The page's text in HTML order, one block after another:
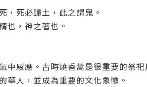
，死必歸土，此之謂鬼。
也，神之著也。
中感應。 古時燒香蒿是很重要的祭
人，並成為重要的文化象徵。